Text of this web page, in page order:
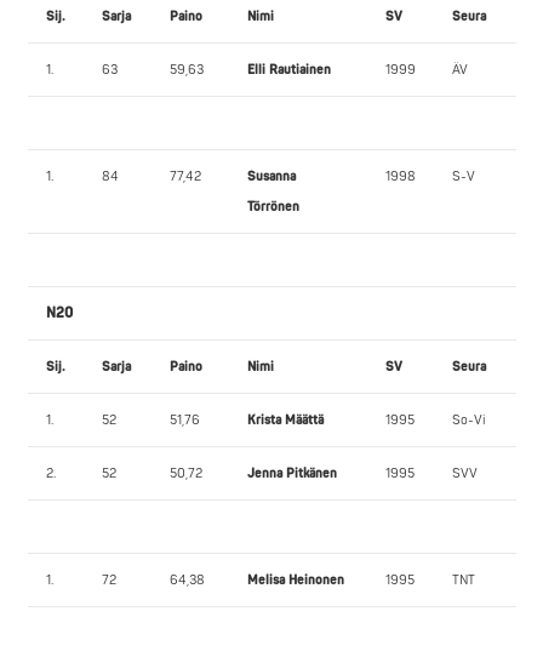
Sij. Sarja Paino Nimi SV Seura
1. 63 59,63 Elli Rautiainen 1999 ÄV
1. 84 77,42
Susanna
Törrönen
1998 S-V
N20
Sij. Sarja Paino Nimi SV Seura
1. 52 51,76 Krista Määttä 1995 So-Vi
2. 52 50,72 Jenna Pitkänen 1995 SVV
1. 72 64,38 Melisa Heinonen 1995 TNT